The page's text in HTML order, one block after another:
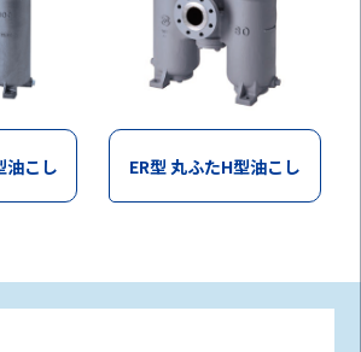
油こし ER型 丸ふたH型油こし